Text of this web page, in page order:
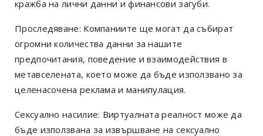
кражба на лични данни и финансови загуби.
Проследяване: Компаниите ще могат да събират
огромни количества данни за нашите
предпочитания, поведение и взаимодействия в
метавселената, което може да бъде използвано за
целенасочена реклама и манипулация.
Сексуално насилие: Виртуалната реалност може да
бъде използвана за извършване на сексуално